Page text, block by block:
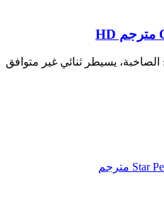
يسيطر ثنائي غير متوافق